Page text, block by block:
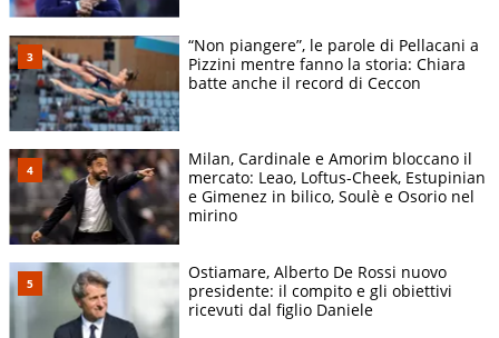
“Non piangere”, le parole di Pellacani a
Pizzini mentre fanno la storia: Chiara
batte anche il record di Ceccon
Milan, Cardinale e Amorim bloccano il
mercato: Leao, Loftus-Cheek, Estupinian
e Gimenez in bilico, Soulè e Osorio nel
mirino
Ostiamare, Alberto De Rossi nuovo
presidente: il compito e gli obiettivi
ricevuti dal figlio Daniele